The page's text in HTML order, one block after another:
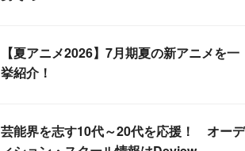
【夏アニメ2026】7月期夏の新アニメを一
挙紹介！
芸能界を志す10代～20代を応援！ オーデ